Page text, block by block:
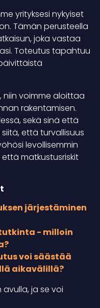
yrityksesi nykyiset
Tämän perusteella
joka vastaa
Toteutus tapahtuu
voimme aloittaa
rakentamisen.
sekä sinä että
että turvallisuus
levollisemmin
matkustusriskit
järjestäminen
- milloin
voi säästää
aikavälillä?
ja se voi